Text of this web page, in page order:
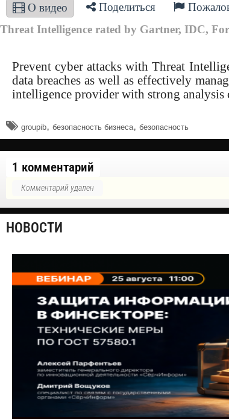
О видео Поделиться
Threat Intelligence rated by Gartner, IDC,
Prevent cyber attacks with Threat
data breaches as well as effectively
intelligence provider with strong analysis
groupib, безопасность бизнеса, безопасность
1 комментарий
Комментарий удален
НОВОСТИ